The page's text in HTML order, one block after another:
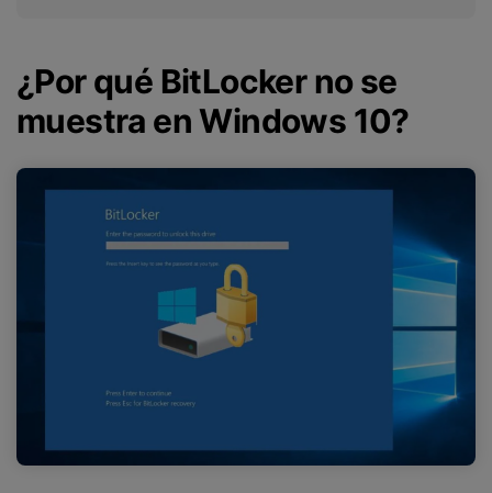
¿Por qué BitLocker no se
muestra en Windows 10?